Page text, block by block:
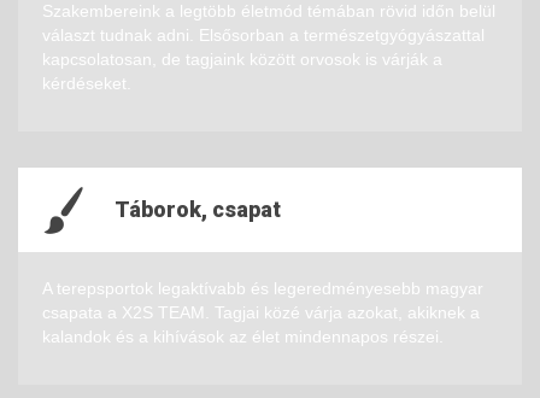
Szakembereink a legtöbb életmód témában rövid időn belül
választ tudnak adni. Elsősorban a természetgyógyászattal
kapcsolatosan, de tagjaink között orvosok is várják a
kérdéseket.
Táborok, csapat
A terepsportok legaktívabb és legeredményesebb magyar
csapata a X2S TEAM. Tagjai közé várja azokat, akiknek a
kalandok és a kihívások az élet mindennapos részei.